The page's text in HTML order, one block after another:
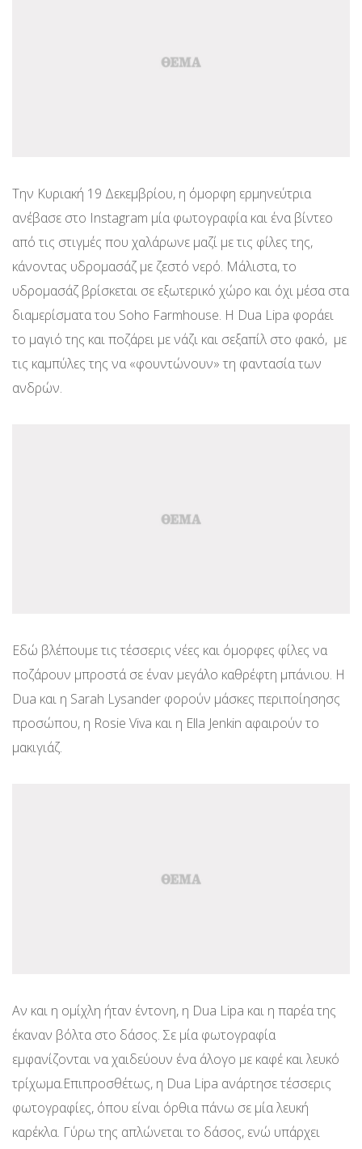
Την Κυριακή 19 Δεκεμβρίου, η όμορφη ερμηνεύτρια
ανέβασε στο Instagram μία φωτογραφία και ένα βίντεο
από τις στιγμές που χαλάρωνε μαζί με τις φίλες της,
κάνοντας υδρομασάζ με ζεστό νερό. Μάλιστα, το
υδρομασάζ βρίσκεται σε εξωτερικό χώρο και όχι μέσα στα
διαμερίσματα του Soho Farmhouse. Η Dua Lipa φοράει
το μαγιό της και ποζάρει με νάζι και σεξαπίλ στο φακό, με
τις καμπύλες της να «φουντώνουν» τη φαντασία των
ανδρών.
Εδώ βλέπουμε τις τέσσερις νέες και όμορφες φίλες να
ποζάρουν μπροστά σε έναν μεγάλο καθρέφτη μπάνιου. Η
Dua και η Sarah Lysander φορούν μάσκες περιποίησησς
προσώπου, η Rosie Viva και η Ella Jenkin αφαιρούν το
μακιγιάζ.
Αν και η ομίχλη ήταν έντονη, η Dua Lipa και η παρέα της
έκαναν βόλτα στο δάσος. Σε μία φωτογραφία
εμφανίζονται να χαιδεύουν ένα άλογο με καφέ και λευκό
τρίχωμα.Επιπροσθέτως, η Dua Lipa ανάρτησε τέσσερις
φωτογραφίες, όπου είναι όρθια πάνω σε μία λευκή
καρέκλα. Γύρω της απλώνεται το δάσος, ενώ υπάρχει